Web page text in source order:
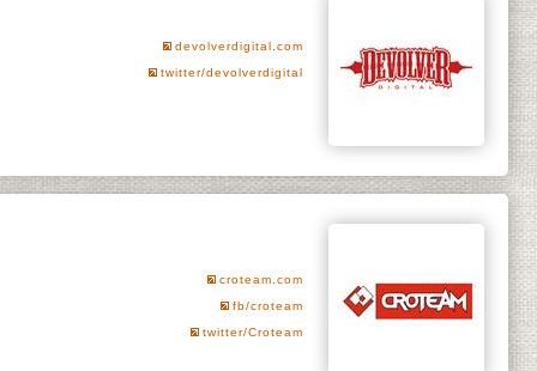
devolverdigital.com
twitter/devolverdigital
croteam.com
fb/croteam
twitter/Croteam